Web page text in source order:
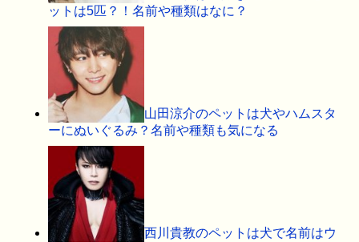
ットは5匹？！名前や種類はなに？
山田涼介のペットは犬やハムスタ
ーにぬいぐるみ？名前や種類も気になる
西川貴教のペットは犬で名前はウ